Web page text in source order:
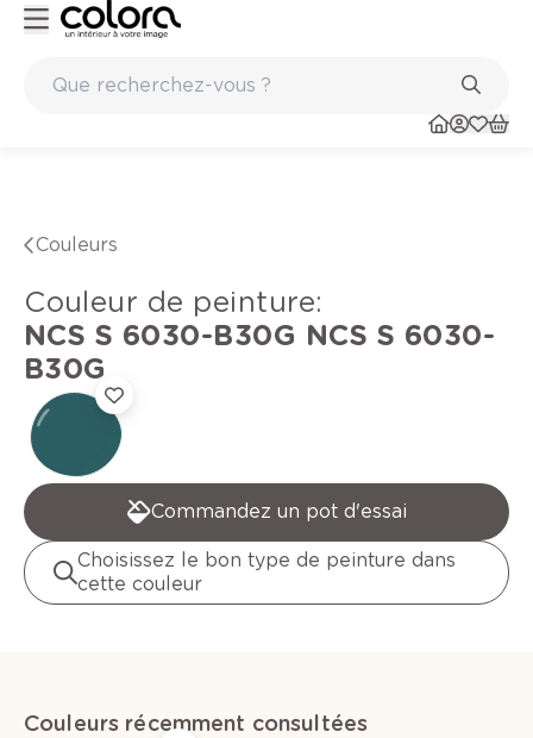
Couleurs
Couleur de peinture:
NCS S 6030-B30G NCS S 6030-
B30G
Commandez un pot d'essai
Choisissez le bon type de peinture dans
cette couleur
Couleurs récemment consultées